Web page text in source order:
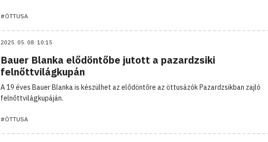
#ÖTTUSA
2025. 05. 08. 10:15
Bauer Blanka elődöntőbe jutott a pazardzsiki
felnőttvilágkupán
A 19 éves Bauer Blanka is készülhet az elődöntőre az öttusázók Pazardzsikban zajló
felnőttvilágkupáján.
#ÖTTUSA